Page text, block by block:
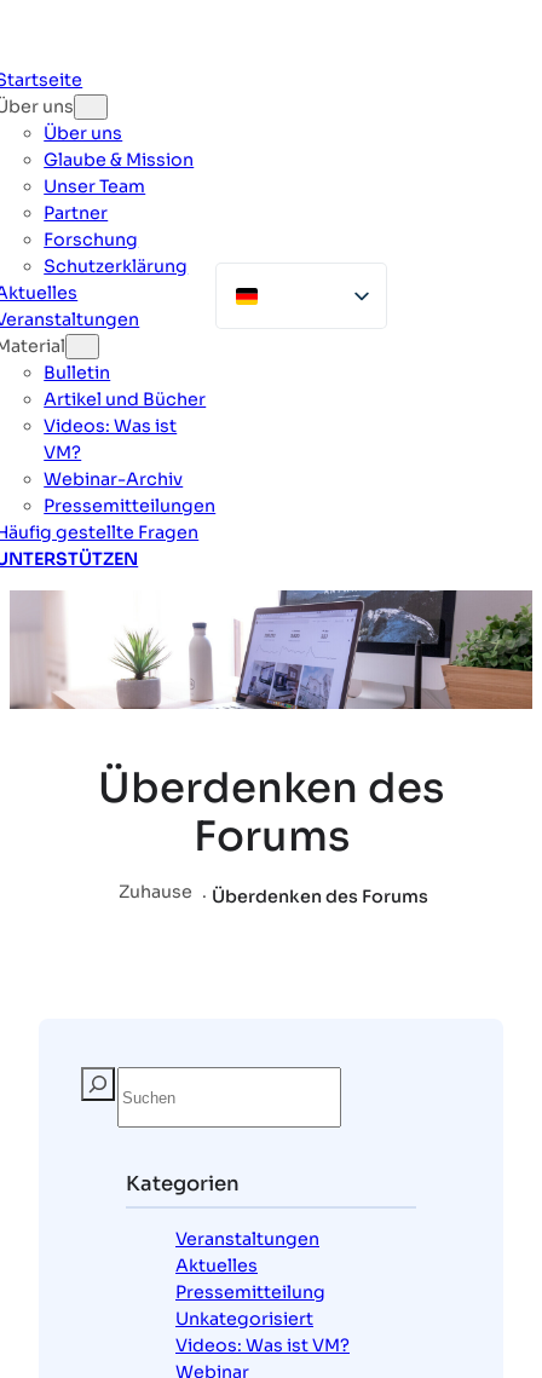
springen
uns
Über uns
Glaube & Mission
Unser Team
Partner
Forschung
Schutzerklärung
Bulletin
Artikel und Bücher
Videos: Was ist
VM?
Webinar-Archiv
Pressemitteilungen
gestellte Fragen
Überdenken des
Forums
Zuhause . Überdenken des Forums
Kategorien
Veranstaltungen
Aktuelles
Pressemitteilung
Unkategorisiert
Videos: Was ist VM?
Webinar